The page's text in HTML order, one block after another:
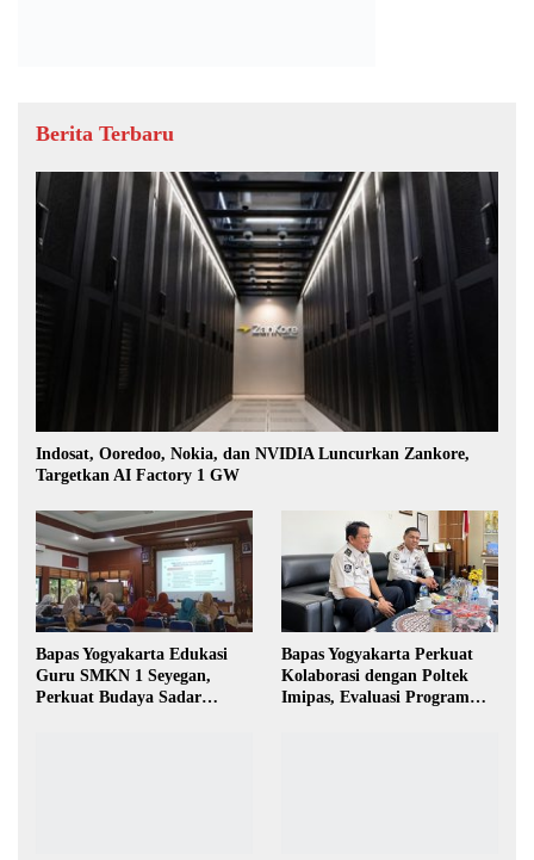
Berita Terbaru
Indosat, Ooredoo, Nokia, dan NVIDIA Luncurkan Zankore,
Targetkan AI Factory 1 GW
Bapas Yogyakarta Edukasi
Guru SMKN 1 Seyegan,
Perkuat Budaya Sadar
Bapas Yogyakarta Perkuat
Kolaborasi dengan Poltek
Imipas, Evaluasi Program